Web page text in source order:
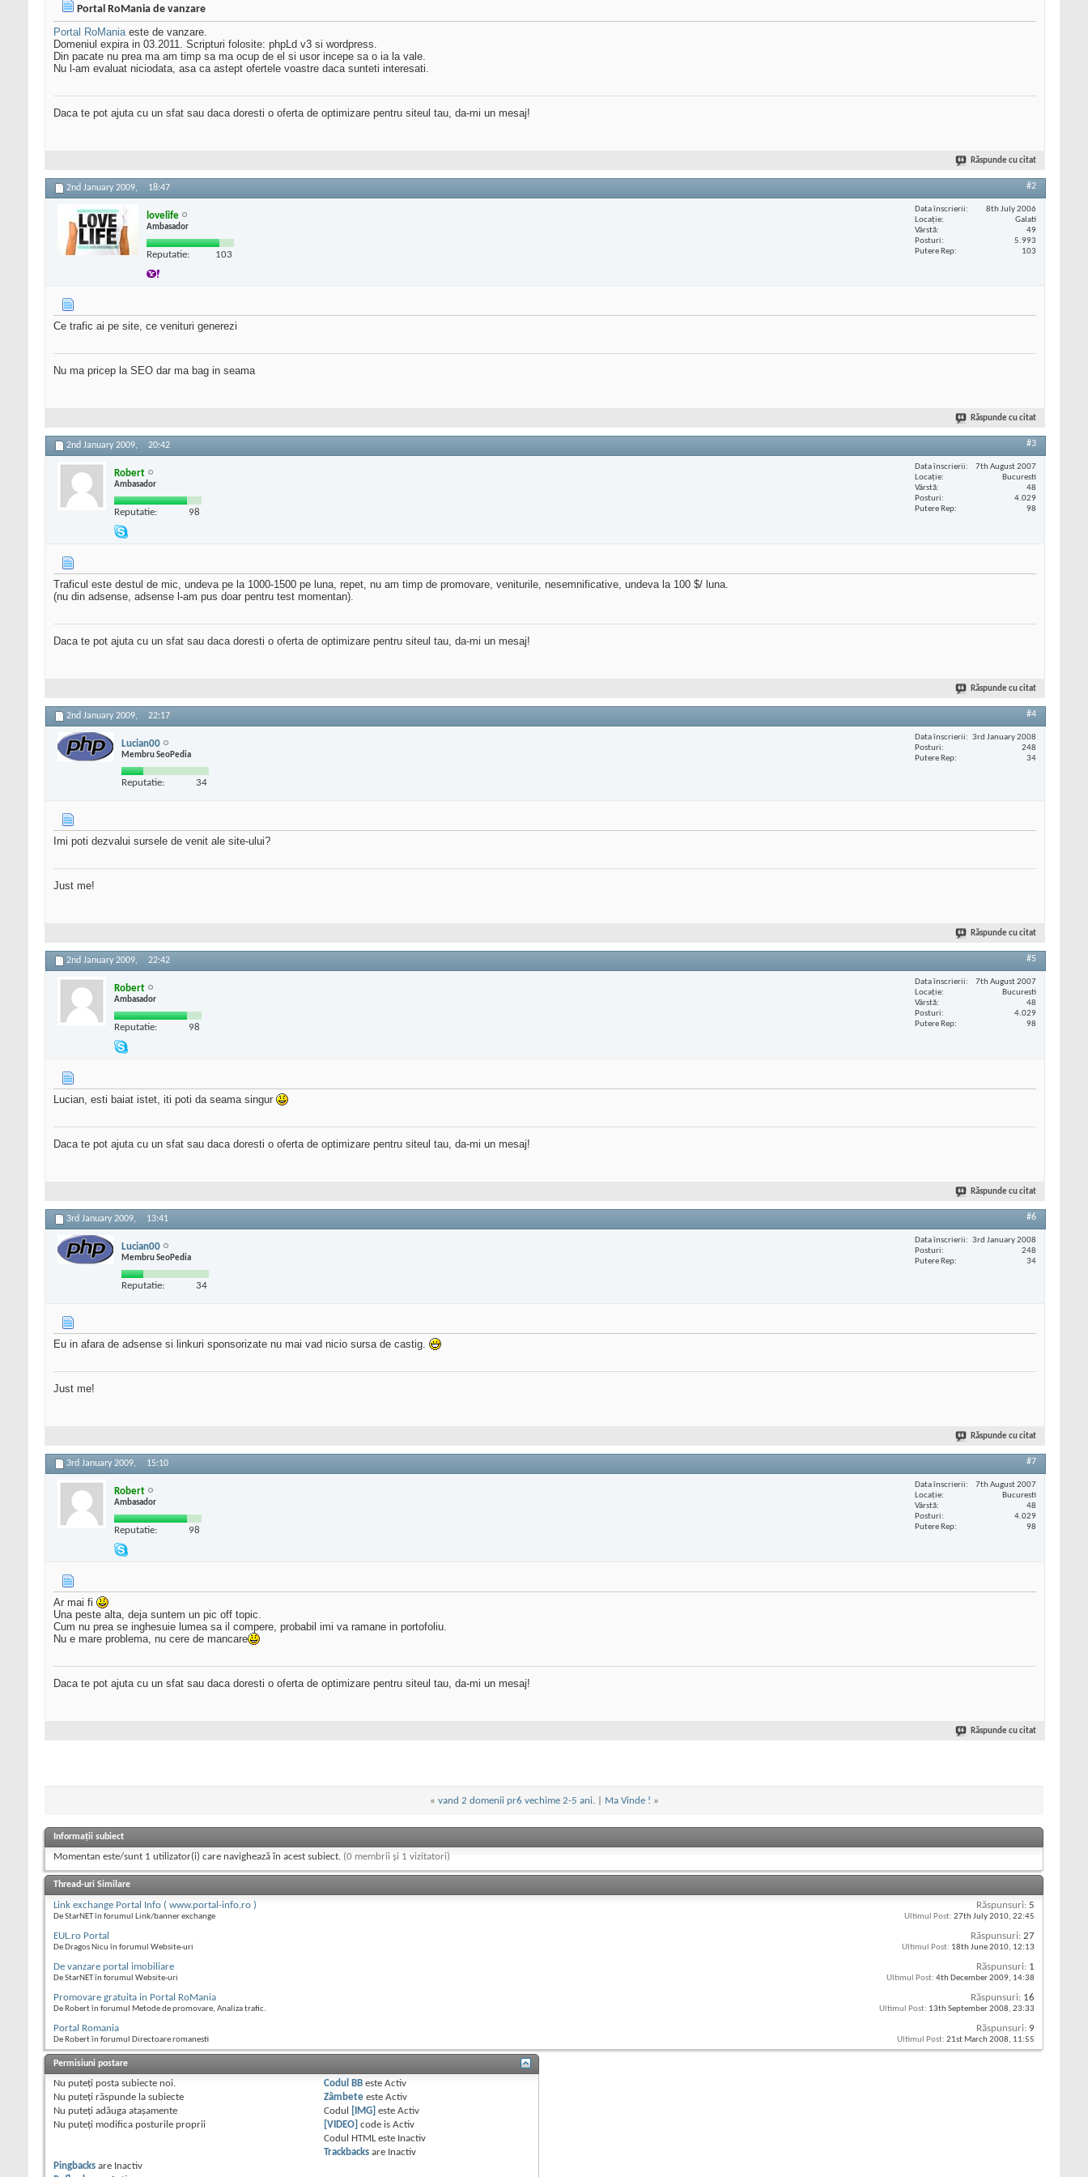
Portal RoMania de vanzare
Portal RoManiaeste de vanzare.
Domeniul expira in 03.2011. Scripturi folosite: phpLd v3 si wordpress.
Din pacate nu prea ma am timp sa ma ocup de el si usor incepe sa o ia la vale.
Nu l-am evaluat niciodata, asa ca astept ofertele voastre daca sunteti interesati.
Daca te pot ajuta cu un sfat sau daca doresti o oferta de optimizare pentru siteul tau, da-mi un mesaj!
Răspunde cu citat
2nd January 2009, 18:47 #2
lovelife
Ambasador
Reputatie: 103
Data înscrierii
8th July 2006
Locaţie
Galati
Vârstă
49
Posturi
5.993
Putere Rep
103
Ce trafic ai pe site, ce venituri generezi
Nu ma pricep la SEO dar ma bag in seama
Răspunde cu citat
2nd January 2009, 20:42 #3
Robert
Ambasador
Reputatie: 98
Data înscrierii
7th August 2007
Locaţie
Bucuresti
Vârstă
48
Posturi
4.029
Putere Rep
98
Traficul este destul de mic, undeva pe la 1000-1500 pe luna, repet, nu am timp de promovare, veniturile, nesemnificative, undeva la 100 $/ luna.
(nu din adsense, adsense l-am pus doar pentru test momentan).
Daca te pot ajuta cu un sfat sau daca doresti o oferta de optimizare pentru siteul tau, da-mi un mesaj!
Răspunde cu citat
2nd January 2009, 22:17 #4
Lucian00
Membru SeoPedia
Reputatie: 34
Data înscrierii
3rd January 2008
Posturi
248
Putere Rep
34
Imi poti dezvalui sursele de venit ale site-ului?
Just me!
Răspunde cu citat
2nd January 2009, 22:42 #5
Robert
Ambasador
Reputatie: 98
Data înscrierii
7th August 2007
Locaţie
Bucuresti
Vârstă
48
Posturi
4.029
Putere Rep
98
Lucian, esti baiat istet, iti poti da seama singur
Daca te pot ajuta cu un sfat sau daca doresti o oferta de optimizare pentru siteul tau, da-mi un mesaj!
Răspunde cu citat
3rd January 2009, 13:41 #6
Lucian00
Membru SeoPedia
Reputatie: 34
Data înscrierii
3rd January 2008
Posturi
248
Putere Rep
34
Eu in afara de adsense si linkuri sponsorizate nu mai vad nicio sursa de castig.
Just me!
Răspunde cu citat
3rd January 2009, 15:10 #7
Robert
Ambasador
Reputatie: 98
Data înscrierii
7th August 2007
Locaţie
Bucuresti
Vârstă
48
Posturi
4.029
Putere Rep
98
Ar mai fi
Una peste alta, deja suntem un pic off topic.
Cum nu prea se inghesuie lumea sa il compere, probabil imi va ramane in portofoliu.
Nu e mare problema, nu cere de mancare
Daca te pot ajuta cu un sfat sau daca doresti o oferta de optimizare pentru siteul tau, da-mi un mesaj!
Răspunde cu citat
« vand 2 domenii pr6 vechime 2-5 ani.| Ma Vinde ! »
Informații subiect
Momentan este/sunt 1 utilizator(i) care navighează în acest subiect. (0 membrii și 1 vizitatori)
Thread-uri Similare
Link exchange Portal Info ( www.portal-info.ro )
De StarNET în forumul Link/banner exchange
Răspunsuri: 5
Ultimul Post: 27th July 2010, 22:45
EUL.ro Portal
De Dragos Nicu în forumul Website-uri
Răspunsuri: 27
Ultimul Post: 18th June 2010, 12:13
De vanzare portal imobiliare
De StarNET în forumul Website-uri
Răspunsuri: 1
Ultimul Post: 4th December 2009, 14:38
Promovare gratuita in Portal RoMania
De Robert în forumul Metode de promovare, Analiza trafic.
Răspunsuri: 16
Ultimul Post: 13th September 2008, 23:33
Portal Romania
De Robert în forumul Directoare romanesti
Răspunsuri: 9
Ultimul Post: 21st March 2008, 11:55
Permisiuni postare
Nu puteţi posta subiecte noi.
Nu puteţi răspunde la subiecte
Nu puteţi adăuga ataşamente
Nu puteţi modifica posturile proprii
Codul BB esteActiv
Zâmbete esteActiv
Codul
[IMG] esteActiv
[VIDEO] code isActiv
Codul HTML este Inactiv
Trackbacks are Inactiv
Pingbacks are Inactiv